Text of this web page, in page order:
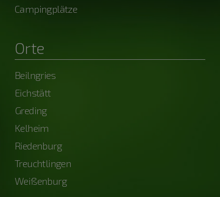
Campingplätze
Orte
Beilngries
Eichstätt
Greding
Kelheim
Riedenburg
Treuchtlingen
Weißenburg